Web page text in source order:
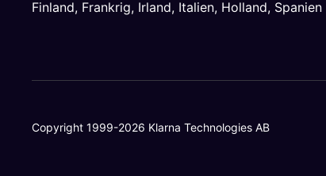
Finland, Frankrig, Irland, Italien, Holland, Spanien
Copyright 1999-2026 Klarna Technologies AB